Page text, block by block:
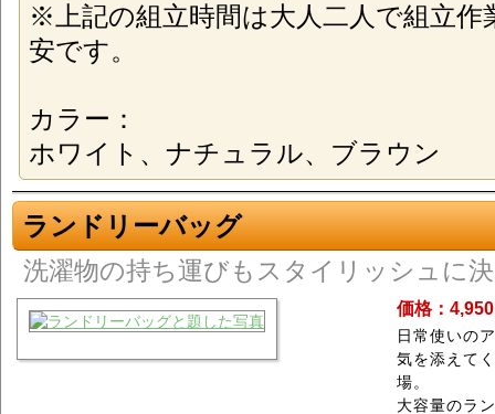
※上記の組立時間は大人二人で組立作
安です。
カラー：
ホワイト、ナチュラル、ブラウン
ランドリーバッグ
洗濯物の持ち運びもスタイリッシュに
価格：
日常使いの
気を添えて
場。
大容量のラ